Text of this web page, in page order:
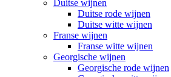
Duitse wijnen
Duitse rode wijnen
Duitse witte wijnen
Franse wijnen
Franse witte wijnen
Georgische wijnen
Georgische rode wijnen